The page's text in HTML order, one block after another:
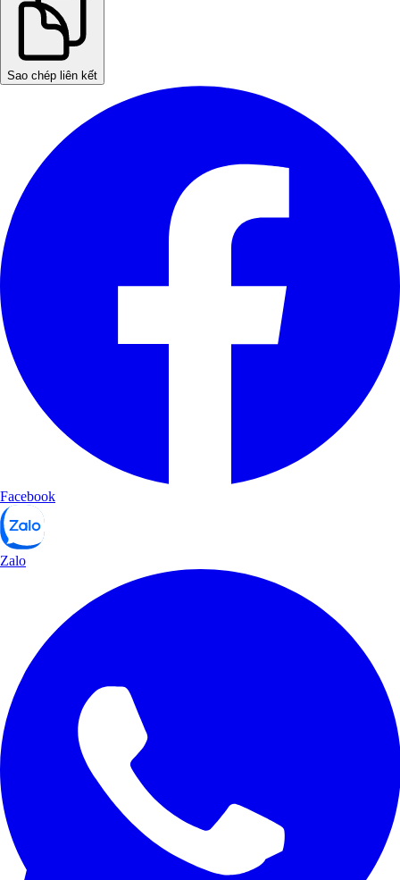
Sao chép liên kết
Facebook
Zalo